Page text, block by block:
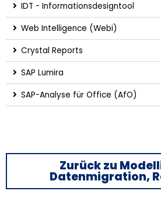
IDT - Informationsdesigntool
Web Intelligence (Webi)
Crystal Reports
SAP Lumira
SAP-Analyse für Office (AfO)
Zurück zu
Datenmigration,